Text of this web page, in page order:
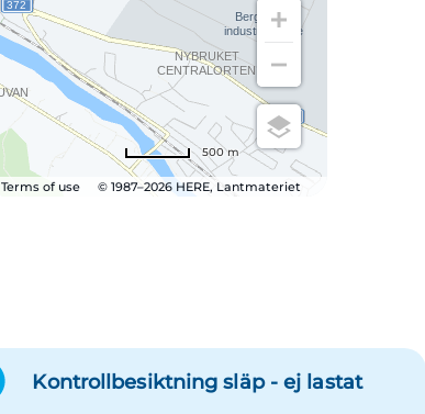
Terms of use © 1987–2026 HERE, Lantmateriet
500 m
Kontrollbesiktning släp - ej lastat